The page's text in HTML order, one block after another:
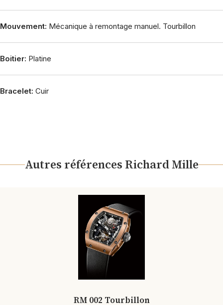
Mouvement: Mécanique à remontage manuel. Tourbillon
Boitier: Platine
Bracelet: Cuir
Autres références Richard Mille
RM 002 Tourbillon